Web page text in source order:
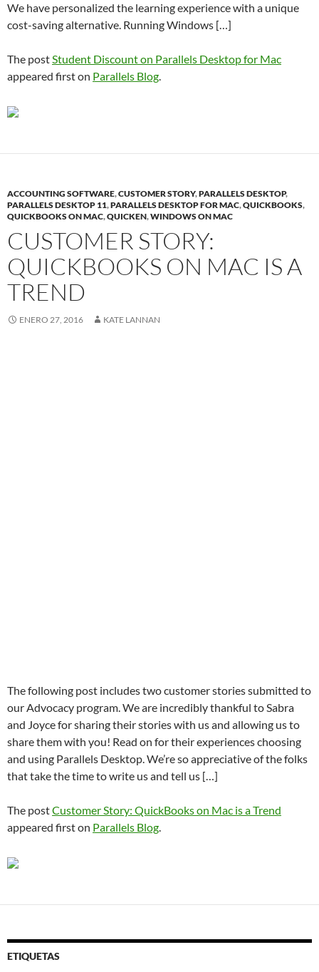
We have personalized the learning experience with a unique
cost-saving alternative. Running Windows […]
The postStudent Discount on Parallels Desktop for Mac
appeared first on Parallels Blog.
ACCOUNTING SOFTWARE,CUSTOMER STORY,PARALLELS DESKTOP,
PARALLELS DESKTOP 11,PARALLELS DESKTOP FOR MAC,QUICKBOOKS,
QUICKBOOKS ON MAC,QUICKEN,WINDOWS ON MAC
CUSTOMER STORY:
QUICKBOOKS ON MAC IS A
TREND
ENERO 27, 2016 KATE LANNAN
The following post includes two customer stories submitted to
our Advocacy program. We are incredibly thankful to Sabra
and Joyce for sharing their stories with us and allowing us to
share them with you! Read on for their experiences choosing
and using Parallels Desktop. We’re so appreciative of the folks
that take the time to write us and tell us […]
The postCustomer Story: QuickBooks on Mac is a Trend
appeared first on Parallels Blog.
ETIQUETAS